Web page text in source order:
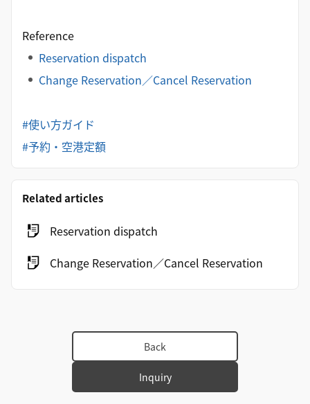
Reference
Reservation dispatch
Change Reservation／Cancel Reservation
#使い方ガイド
#予約・空港定額
Related articles
Reservation dispatch
Change Reservation／Cancel Reservation
Back
Inquiry